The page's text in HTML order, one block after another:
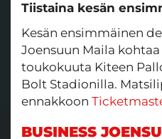
Tiistaina kesän
Kesän ensimmäinen
Joensuun Maila kohtaa
toukokuuta Kiteen
Bolt Stadionilla.
ennakkoon
BUSINESS